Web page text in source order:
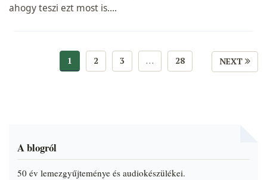
ahogy teszi ezt most is….
1 2 3 … 28 NEXT
A blogról
50 év lemezgyűjteménye és audiokészülékei.